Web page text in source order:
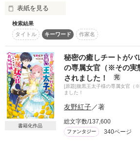
インの活躍がメインに進みます。また全
ンはありません。
作品を読む
不遇な境遇に生まれたはずのリリーがパ
されて、
もふもふチートでゆるゆる事件を解決して
またまたみんなに愛されて。
といった具合に、このお話は全編を通し
しい仕様になっております♪
作品を読む
表紙を見る
ファンヌはリヴァス王国王太子クラウス
ある日、クラウスが想いを寄せている女
かったと言う。
アデラと一緒になりたいクラウスは、フ
る。
ファンヌはそれを受け入れ、さっさと手
た。
自由になった彼女は学校へと戻り、大好
究』に没頭する予定だった。
しかし、師であるエルランドが学校を辞
出す。
彼は自然豊かな国ベロテニア王国の出身
ベロテニア王国は、薬草や茶葉の生育に
検索結果
タイトル
キーワード 作家名
書籍化作品
秘密の癒しチートが
の専属女官（※その実
されました！
完
[原題]腹黒王太子様の専属女官（
ました！
友野紅子／著
総文字数/137,600
ファンタジー 340ページ